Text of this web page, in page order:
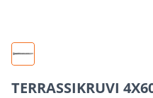
TERRASSIKRUVI